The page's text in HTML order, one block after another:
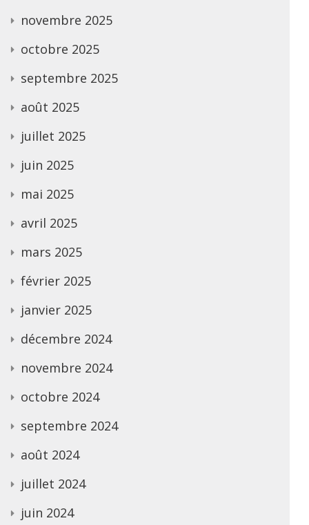
novembre 2025
octobre 2025
septembre 2025
août 2025
juillet 2025
juin 2025
mai 2025
avril 2025
mars 2025
février 2025
janvier 2025
décembre 2024
novembre 2024
octobre 2024
septembre 2024
août 2024
juillet 2024
juin 2024